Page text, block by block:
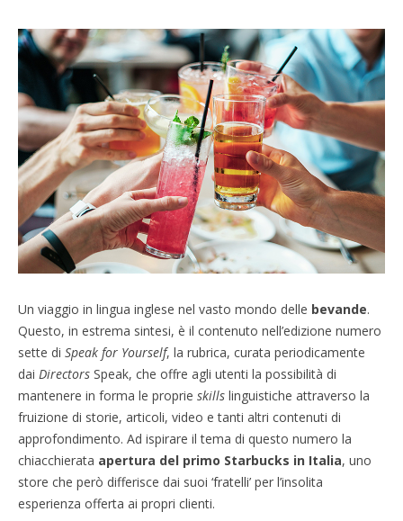
Un viaggio in lingua inglese nel vasto mondo delle bevande.
Questo, in estrema sintesi, è il contenuto nell’edizione numero
sette di Speak for Yourself, la rubrica, curata periodicamente
dai Directors Speak, che offre agli utenti la possibilità di
mantenere in forma le proprie skills linguistiche attraverso la
fruizione di storie, articoli, video e tanti altri contenuti di
approfondimento. Ad ispirare il tema di questo numero la
chiacchierata apertura del primo Starbucks in Italia, uno
store che però differisce dai suoi ‘fratelli’ per l’insolita
esperienza offerta ai propri clienti.